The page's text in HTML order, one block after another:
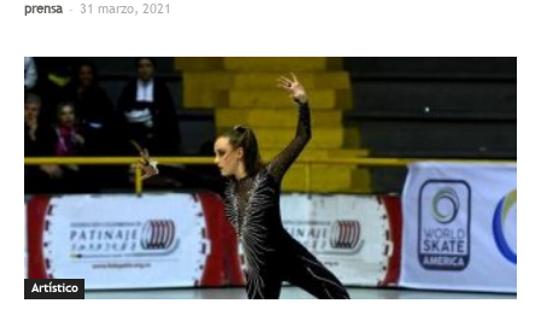
prensa - 31 marzo, 2021
Artístico